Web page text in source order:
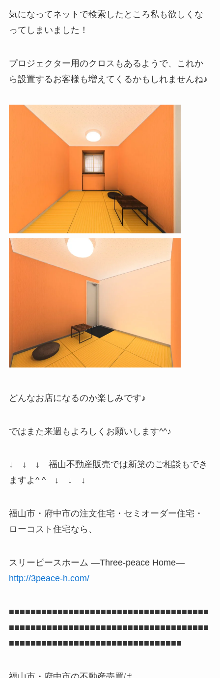
気になってネットで検索したところ私も欲しくな
ってしまいました！
プロジェクター用のクロスもあるようで、これか
ら設置するお客様も増えてくるかもしれませんね♪
どんなお店になるのか楽しみです♪
ではまた来週もよろしくお願いします^^♪
↓ ↓ ↓ 福山不動産販売では新築のご相談もでき
ますよ^ ^ ↓ ↓ ↓
福山市・府中市の注文住宅・セミオーダー住宅・
ローコスト住宅なら、
スリーピースホーム ―Three-peace Home―
http://3peace-h.com/
■■■■■■■■■■■■■■■■■■■■■■■■■■■■■■■■■■■■■
■■■■■■■■■■■■■■■■■■■■■■■■■■■■■■■■■■■■■
■■■■■■■■■■■■■■■■■■■■■■■■■■■■■■■■